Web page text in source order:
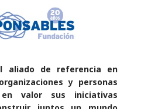
aliado de referencia en
y personas
valor sus iniciativas